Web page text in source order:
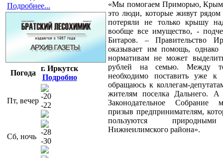
Подробнее...
Погода
г. Иркутск
Подробно
Пт, вечер
-20
-22
Сб, ночь
-28
-30
«Мы помогаем Приморью,
это люди, которые живут
потеряли не только крышу
вообще все имущество, -
Битаров. – Правительство
оказывает им помощь,
нормативам не может
рублей на семью. Между
необходимо поставить уже к
обращаюсь к коллегам-
жителям поселка Дальнего. А
Законодательное Собрание
призыв предпринимателям,
пользуются
Нижнеилимского района».